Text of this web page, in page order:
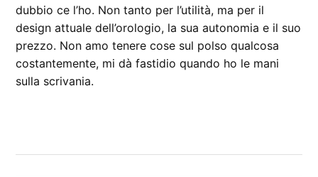
dubbio ce l’ho. Non tanto per l’utilità, ma per il
design attuale dell’orologio, la sua autonomia e il suo
prezzo. Non amo tenere cose sul polso qualcosa
costantemente, mi dà fastidio quando ho le mani
sulla scrivania.